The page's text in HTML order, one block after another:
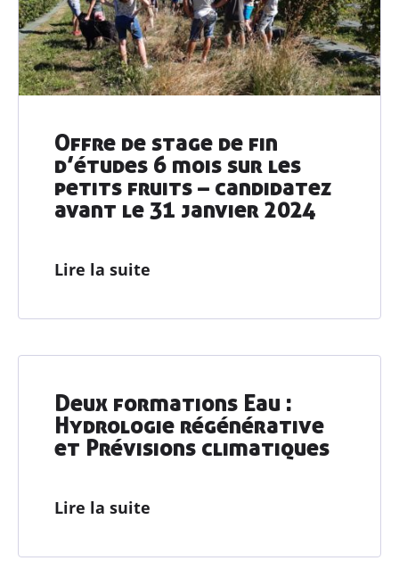
Offre de stage de fin
d’études 6 mois sur les
petits fruits – candidatez
avant le 31 janvier 2024
Lire la suite
Deux formations Eau :
Hydrologie régénérative
et Prévisions climatiques
Lire la suite